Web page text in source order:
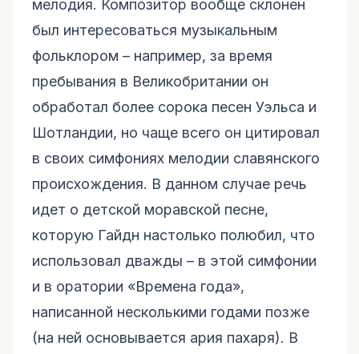
мелодия. Композитор вообще склонен
был интересоваться музыкальным
фольклором – например, за время
пребывания в Великобритании он
обработал более сорока песен Уэльса и
Шотландии, но чаще всего он цитировал
в своих симфониях мелодии славянского
происхождения. В данном случае речь
идет о детской моравской песне,
которую Гайдн настолько полюбил, что
использовал дважды – в этой симфонии
и в оратории «Времена года»,
написанной несколькими годами позже
(на ней основывается ария пахаря). В